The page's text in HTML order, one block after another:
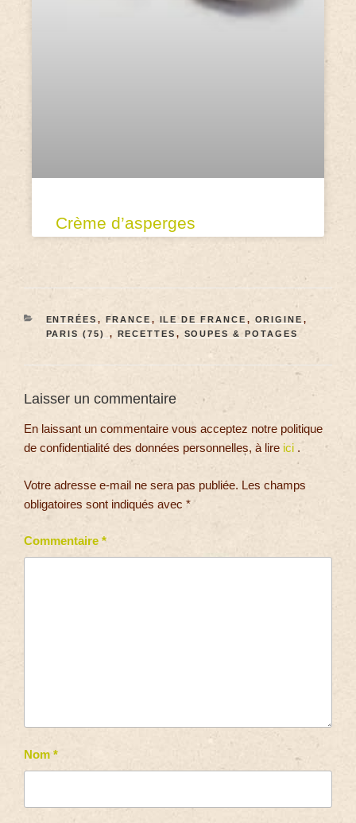
Crème d’asperges
ENTRÉES , FRANCE , ILE DE FRANCE , ORIGINE ,
PARIS (75) , RECETTES , SOUPES & POTAGES
Laisser un commentaire
En laissant un commentaire vous acceptez notre politique
de confidentialité des données personnelles, à lire ici .
Votre adresse e-mail ne sera pas publiée. Les champs
obligatoires sont indiqués avec *
Commentaire *
Nom *